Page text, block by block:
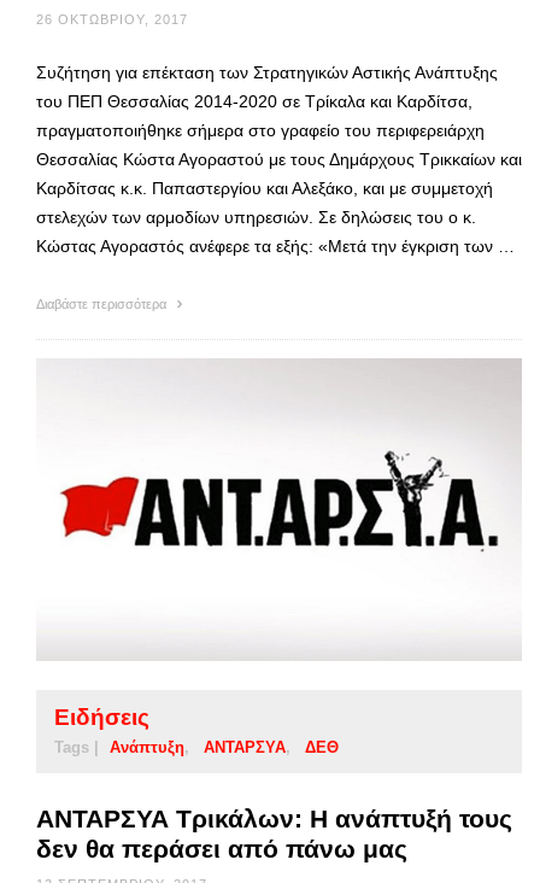
26 ΟΚΤΩΒΡΊΟΥ, 2017
Συζήτηση για επέκταση των Στρατηγικών Αστικής Ανάπτυξης
του ΠΕΠ Θεσσαλίας 2014-2020 σε Τρίκαλα και Καρδίτσα,
πραγματοποιήθηκε σήμερα στο γραφείο του περιφερειάρχη
Θεσσαλίας Κώστα Αγοραστού με τους Δημάρχους Τρικκαίων και
Καρδίτσας κ.κ. Παπαστεργίου και Αλεξάκο, και με συμμετοχή
στελεχών των αρμοδίων υπηρεσιών. Σε δηλώσεις του ο κ.
Κώστας Αγοραστός ανέφερε τα εξής: «Μετά την έγκριση των …
Διαβάστε περισσότερα
Ειδήσεις
Tags | Ανάπτυξη ΑΝΤΑΡΣΥΑ ΔΕΘ
ΑΝΤΑΡΣΥΑ Τρικάλων: Η ανάπτυξή τους
δεν θα περάσει από πάνω μας